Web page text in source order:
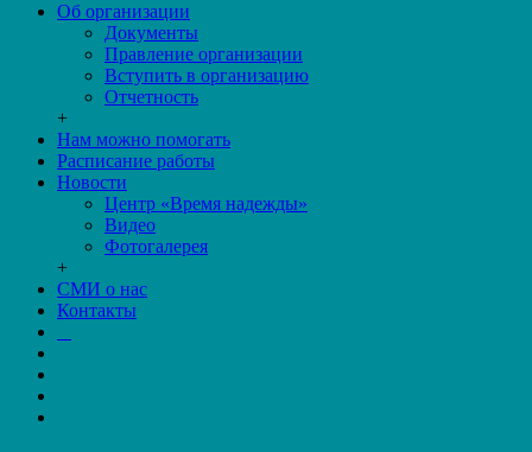
Об организации
Документы
Правление организации
Вступить в организацию
Отчетность
+
Нам можно помогать
Расписание работы
Новости
Центр «Время надежды»
Видео
Фотогалерея
+
СМИ о нас
Контакты